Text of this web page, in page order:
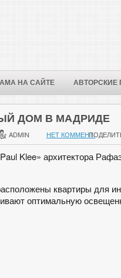
НА САЙТЕ АВТОРСКИЕ
ДОМ В МАДРИДЕ
ADMIN НЕТ КОММЕНТ.
Klee» архитектора
квартиры для
оптимальную